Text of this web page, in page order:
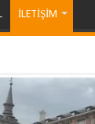
İLETİŞİM